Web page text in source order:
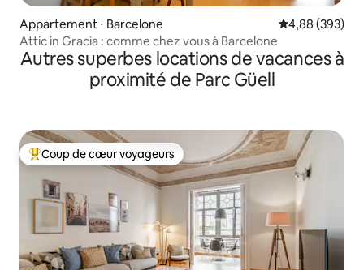
Appartement ⋅ Barcelone Évaluation
4,88 (393)
Attic in Gracia : comme chez vous à Barcelone
Autres superbes locations de vacances à
proximité de Parc Güell
Coups de cœur voyageurs les plus appréciés
Coup de cœur voyageurs